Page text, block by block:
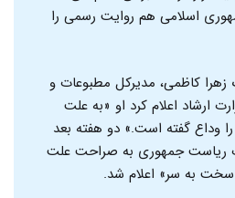
اسلامی هم روایت رسمی را
کاظمی، مدیرکل مطبوعات و
ارشاد اعلام کرد او «به علت
وداع گفته است.» دو هفته بعد
ریاست جمهوری به صراحت علت
به سر» اعلام شد.